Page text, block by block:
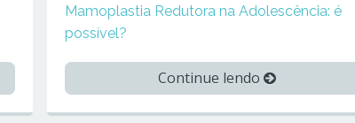
Mamoplastia Redutora na Adolescência: é
possível?
Continue lendo